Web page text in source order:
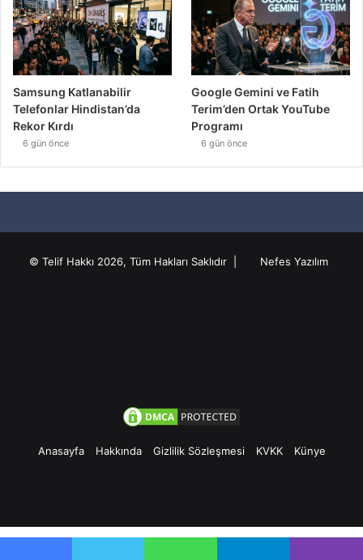
Samsung Katlanabilir
Telefonlar Hindistan’da
Rekor Kırdı
6 gün önce
Google Gemini ve Fatih
Terim’den Ortak YouTube
Programı
6 gün önce
© Telif Hakkı 2026, Tüm Hakları Saklıdır | Nefes Yazılım
Anasayfa Hakkında Gizlilik Sözleşmesi KVKK Künye